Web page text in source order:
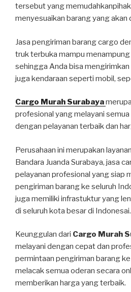
tersebut yang
menyesuaikan barang yang akan
Jasa pengiriman barang cargo
truk terbuka mampu
sehingga Anda bisa
juga kendaraan seperti mobil,
Cargo Murah Surabaya
profesional yang melayani
dengan pelayanan terbaik dan
Perusahaan ini merupakan
Bandara Juanda Surabaya, jasa
pelayanan profesional yang siap
pengiriman barang ke seluruh
juga memiliki infrastuktur yang
di seluruh kota besar di Indonesai.
Keunggulan dari Cargo Murah
melayani dengan cepat dan
permintaan pengiriman barang
melacak semua oderan secara
memberikan harga yang terbaik.